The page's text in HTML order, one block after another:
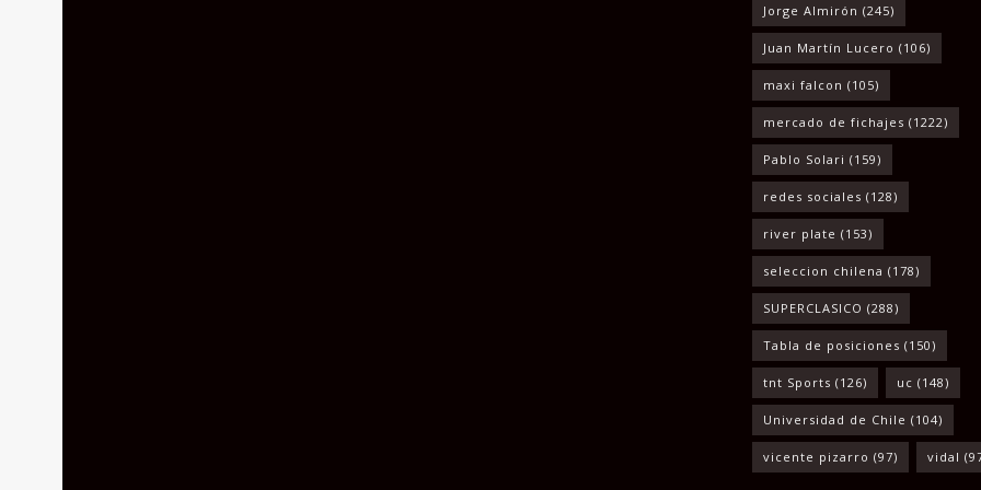
Jorge Almirón (245)
Juan Martín Lucero (106)
maxi falcon (105)
mercado de fichajes (1222)
Pablo Solari (159)
redes sociales (128)
river plate (153)
seleccion chilena (178)
SUPERCLASICO (288)
Tabla de posiciones (150)
tnt Sports (126) uc (148)
Universidad de Chile (104)
vicente pizarro (97) vidal